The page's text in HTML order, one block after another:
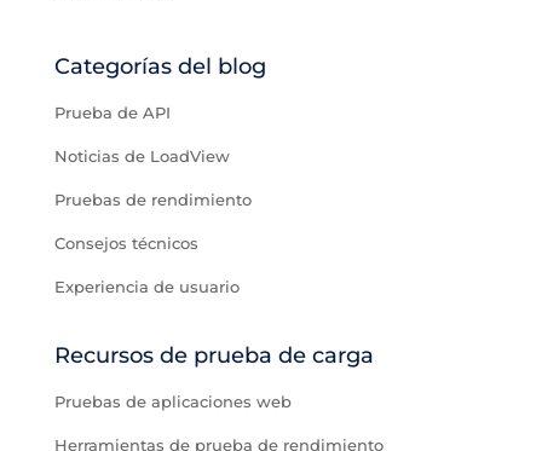
Categorías del blog
Prueba de API
Noticias de LoadView
Pruebas de rendimiento
Consejos técnicos
Experiencia de usuario
Recursos de prueba de carga
Pruebas de aplicaciones web
Herramientas de prueba de rendimiento